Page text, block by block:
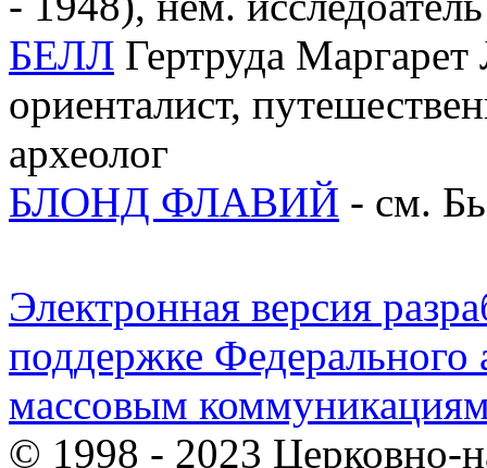
БЕЛЛ Гертруда
ориенталист,
археолог
БЛОНД ФЛАВИЙ - см.
Электронная версия
поддержке Федерального
массовым
© 1998 - 2023 Церковно-